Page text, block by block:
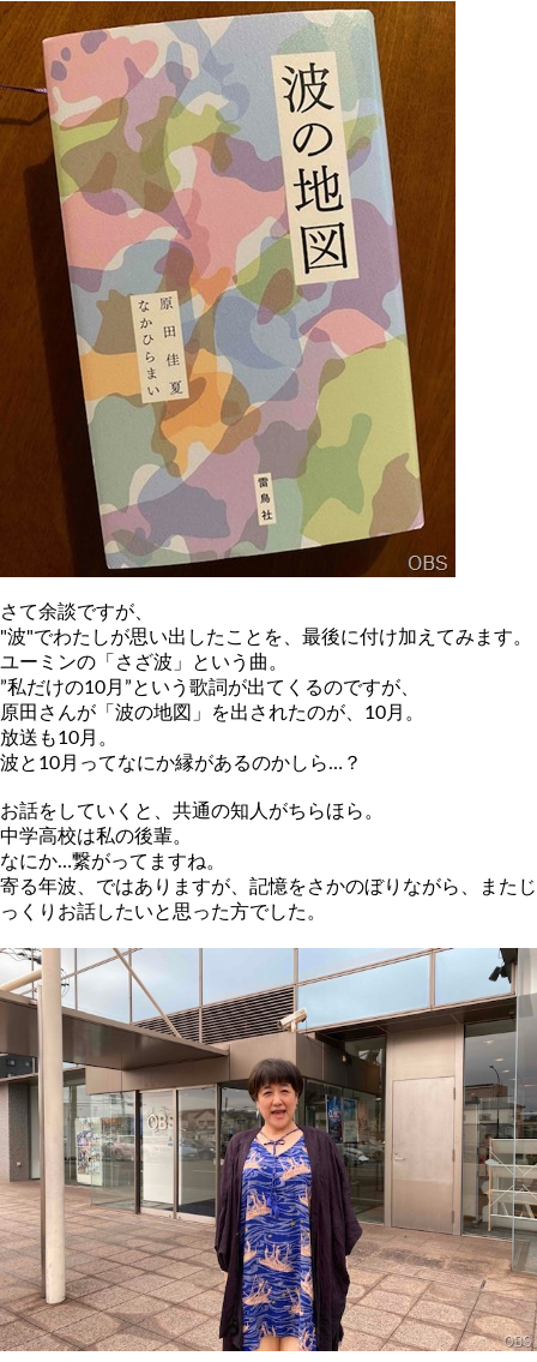
さて余談ですが、
"波"でわたしが思い出したことを、最後に付け加えてみます。
ユーミンの「さざ波」という曲。
”私だけの10月”という歌詞が出てくるのですが、
原田さんが「波の地図」を出されたのが、10月。
放送も10月。
波と10月ってなにか縁があるのかしら…？
お話をしていくと、共通の知人がちらほら。
中学高校は私の後輩。
なにか…繋がってますね。
寄る年波、ではありますが、記憶をさかのぼりながら、またじ
っく りお話したいと思った方でした。